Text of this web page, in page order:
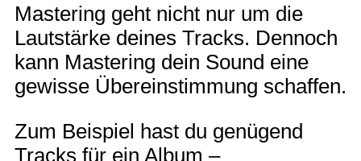
Mastering geht nicht nur um die
Lautstärke deines Tracks. Dennoch
kann Mastering dein Sound eine
gewisse Übereinstimmung schaffen.
Zum Beispiel hast du genügend
Tracks für ein Album –